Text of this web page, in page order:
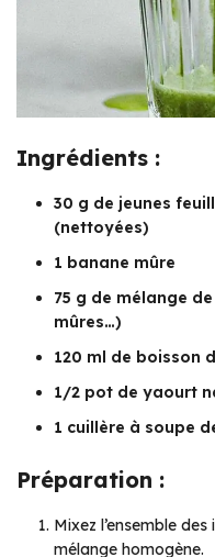
Ingrédients :
30 g de jeunes
(nettoyées)
1 banane mûre
75 g de mélange
mûres…)
120 ml de boisson
1/2 pot de yaourt
1 cuillère à soupe
Préparation :
Mixez l’ensemble
mélange homogène.